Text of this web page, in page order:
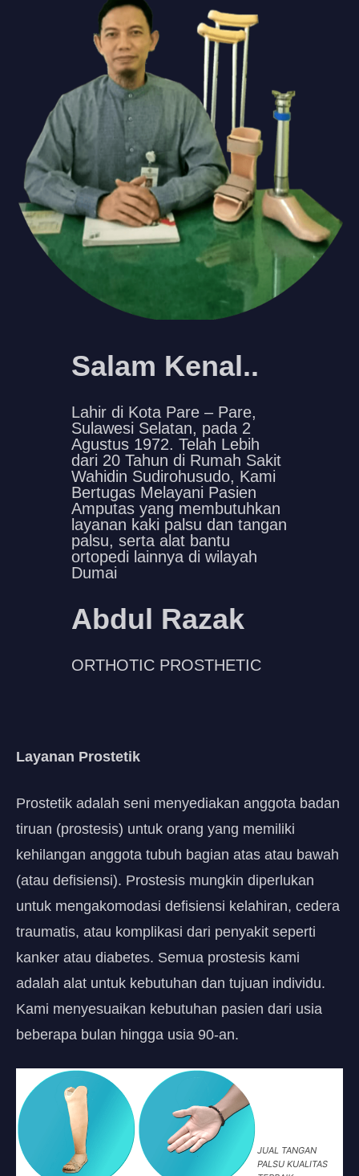
Salam Kenal..
Lahir di Kota Pare – Pare,
Sulawesi Selatan, pada 2
Agustus 1972. Telah Lebih
dari 20 Tahun di Rumah Sakit
Wahidin Sudirohusudo, Kami
Bertugas Melayani Pasien
Amputas yang membutuhkan
layanan kaki palsu dan tangan
palsu, serta alat bantu
ortopedi lainnya di wilayah
Dumai
Abdul Razak
ORTHOTIC PROSTHETIC
Layanan Prostetik
Prostetik adalah seni menyediakan anggota badan
tiruan (prostesis) untuk orang yang memiliki
kehilangan anggota tubuh bagian atas atau bawah
(atau defisiensi). Prostesis mungkin diperlukan
untuk mengakomodasi defisiensi kelahiran, cedera
traumatis, atau komplikasi dari penyakit seperti
kanker atau diabetes. Semua prostesis kami
adalah alat untuk kebutuhan dan tujuan individu.
Kami menyesuaikan kebutuhan pasien dari usia
beberapa bulan hingga usia 90-an.
JUAL TANGAN
PALSU KUALITAS